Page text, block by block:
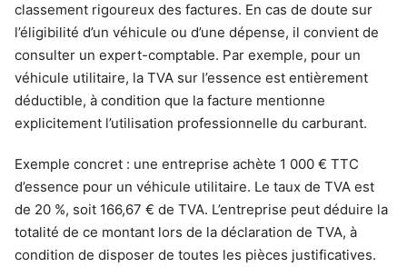
classement rigoureux des factures. En cas de doute sur
l’éligibilité d’un véhicule ou d’une dépense, il convient de
consulter un expert-comptable. Par exemple, pour un
véhicule utilitaire, la TVA sur l’essence est entièrement
déductible, à condition que la facture mentionne
explicitement l’utilisation professionnelle du carburant.
Exemple concret : une entreprise achète 1 000 € TTC
d’essence pour un véhicule utilitaire. Le taux de TVA est
de 20 %, soit 166,67 € de TVA. L’entreprise peut déduire la
totalité de ce montant lors de la déclaration de TVA, à
condition de disposer de toutes les pièces justificatives.